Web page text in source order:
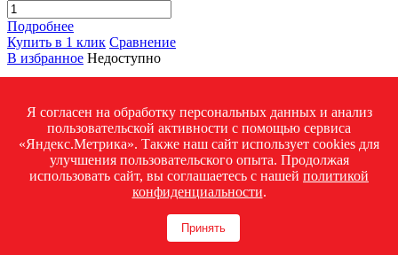
Подробнее
Купить в 1 клик Сравнение
В избранное Недоступно
2
3
4
Вперед
Инверторные сварочные аппараты российского производства
– это оптимальное сочетание стоимости, качества сборки и
надежности. Они значительно уступают в цене зарубежному
Я согласен на обработку персональных данных и анализ
пользовательской активности с помощью сервиса
«Яндекс.Метрика». Также наш сайт использует cookies для
улучшения пользовательского опыта. Продолжая
использовать сайт, вы соглашаетесь с нашей политикой
конфиденциальности.
Принять